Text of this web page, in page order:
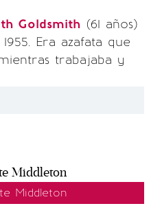
Goldsmith (61 años)
Era azafata que
trabajaba y
Middleton